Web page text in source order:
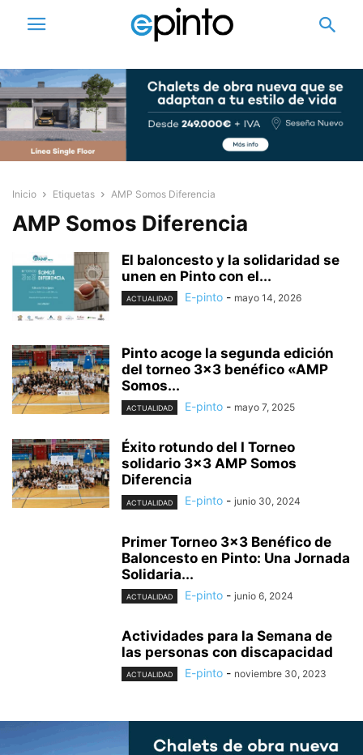
Inicio Etiquetas AMP Somos Diferencia
AMP Somos Diferencia
El baloncesto y la solidaridad se
unen en Pinto con el...
ACTUALIDAD E-pinto - mayo 14, 2026
Pinto acoge la segunda edición
del torneo 3×3 benéfico «AMP
Somos...
ACTUALIDAD E-pinto - mayo 7, 2025
Éxito rotundo del I Torneo
solidario 3×3 AMP Somos
Diferencia
ACTUALIDAD E-pinto - junio 30, 2024
Primer Torneo 3×3 Benéfico de
Baloncesto en Pinto: Una Jornada
Solidaria...
ACTUALIDAD E-pinto - junio 6, 2024
Actividades para la Semana de
las personas con discapacidad
ACTUALIDAD E-pinto - noviembre 30, 2023